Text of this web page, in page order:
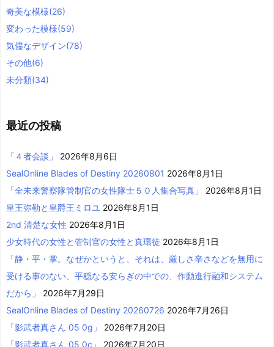
奇美な模様(26)
変わった模様(59)
気儘なデザイン(78)
その他(6)
未分類(34)
最近の投稿
「４者会談」
2026年8月6日
SealOnline Blades of Destiny 20260801 2026年8月1日
「全未来警察隊管制官の女性隊士５０人集合写真」
2026年8月1日
皇王弥勒と皇爵王ミロユ 2026年8月1日
2nd 清楚な女性 2026年8月1日
少女時代の女性と管制官の女性と真環徒 2026年8月1日
「静・平・掌。なぜかというと、それは、厳しさ辛さなどを無用に
受ける事のない、平穏なる安らぎの中での、作動進行融和システム
だから」
2026年7月29日
SealOnline Blades of Destiny 20260726 2026年7月26日
「影武者真さん 05 0g」
2026年7月20日
「影武者真さん 05 0c」
2026年7月20日